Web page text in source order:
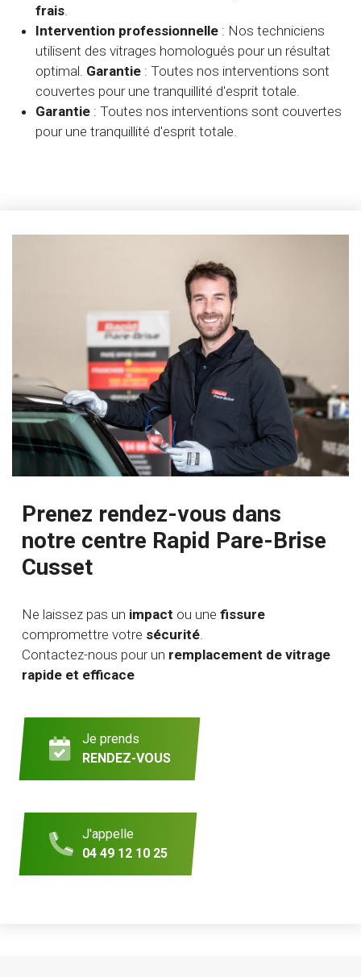
frais.
Intervention professionnelle : Nos techniciens
utilisent des vitrages homologués pour un résultat
optimal. Garantie : Toutes nos interventions sont
couvertes pour une tranquillité d'esprit totale.
Garantie : Toutes nos interventions sont couvertes
pour une tranquillité d'esprit totale.
Prenez rendez-vous dans
notre centre Rapid Pare-Brise
Cusset
Ne laissez pas un impact ou une fissure
compromettre votre sécurité.
Contactez-nous pour un remplacement de vitrage
rapide et efficace
Je prends
RENDEZ-VOUS
J'appelle
04 49 12 10 25